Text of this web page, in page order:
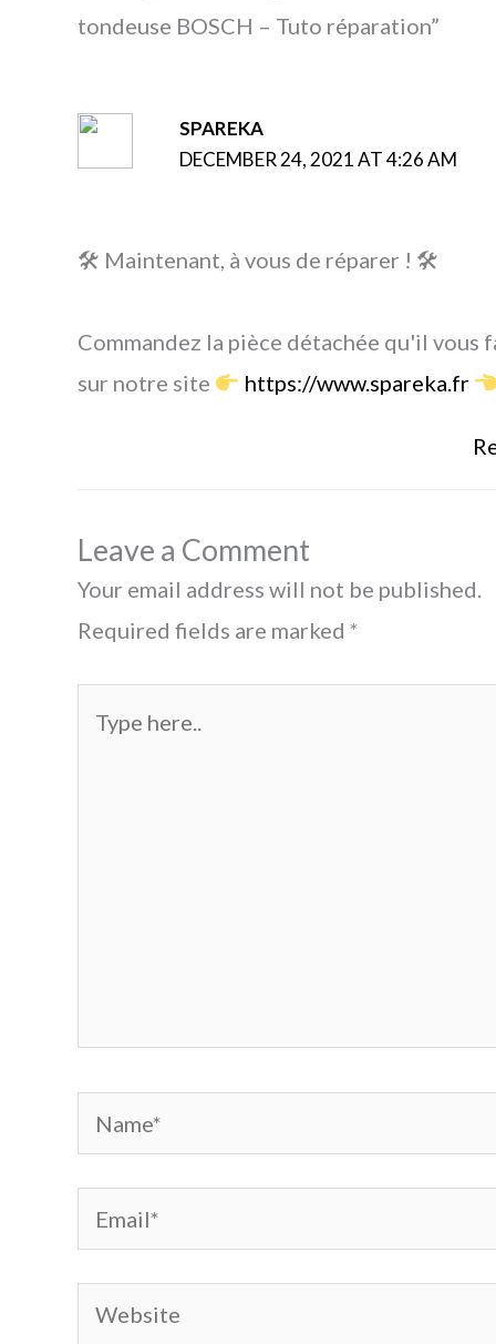
tondeuse BOSCH – Tuto réparation”
SPAREKA
DECEMBER 24, 2021 AT 4:26 AM
🛠 Maintenant, à vous de réparer ! 🛠
Commandez la pièce détachée qu'il vous
sur notre site
https://www.spareka.fr
Leave a Comment
Your email address will not be published.
Required fields are marked *
Name*
Email*
Website